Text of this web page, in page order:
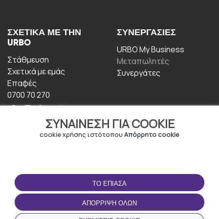
ΣΥΝΑΊΝΕΣΗ ΓΙΑ COOKIE
cookie χρήσης ιστότοπου Απόρρητο cookie
ΤΟ ΈΠΙΑΣΑ
ΑΠΌΡΡΙΨΗ ΌΛΩΝ
ΣΧΕΤΙΚΆ ΜΕ ΤΗΝ
URBO
Στάθμευση
Σχετικά με εμάς
Επαφές
0700 70 270
ΣΥΝΕΡΓΑΣΊΕΣ
URBO My Business
Μεταπωλητές
Συνεργάτες
ΟΡΟΙ ΧΡΉΣΗΣ
Οροι και Προϋποθέσεις
Πολιτική απορρήτου
ΚΑΤΕΒΆΣΤΕ ΤΗΝ
ΕΦΑΡΜΟΓΉ